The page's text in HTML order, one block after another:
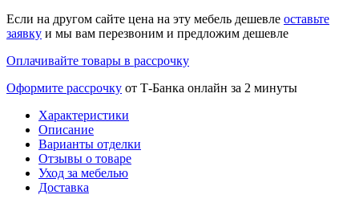
Если на другом сайте цена на эту мебель дешевле оставьте
заявку и мы вам перезвоним и предложим дешевле
Оплачивайте товары в рассрочку
Оформите рассрочку от Т-Банка онлайн за 2 минуты
Характеристики
Описание
Варианты отделки
Отзывы о товаре
Уход за мебелью
Доставка